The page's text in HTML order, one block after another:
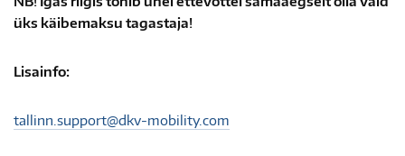
üks käibemaksu tagastaja!
Lisainfo:
tallinn.support@dkv-mobility.com